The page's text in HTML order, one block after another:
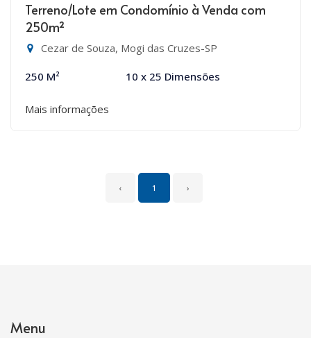
Terreno/Lote em Condomínio à Venda com
250m²
Cezar de Souza, Mogi das Cruzes-SP
250 M² 10 x 25 Dimensões
Mais informações
‹ 1 ›
Menu